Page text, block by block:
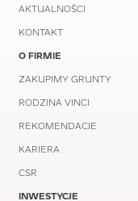
AKTUALNOŚCI
KONTAKT
O FIRMIE
ZAKUPIMY GRUNTY
RODZINA VINCI
REKOMENDACJE
KARIERA
CSR
INWESTYCJE